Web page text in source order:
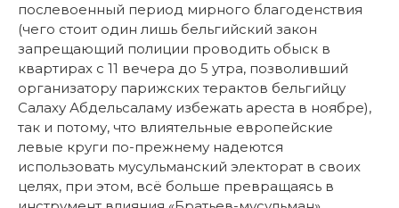
послевоенный период мирного благоденствия
(чего стоит один лишь бельгийский закон
запрещающий полиции проводить обыск в
квартирах с 11 вечера до 5 утра, позволивший
организатору парижских терактов бельгийцу
Салаху Абдельсаламу избежать ареста в ноябре),
так и потому, что влиятельные европейские
левые круги по-прежнему надеются
использовать мусульманский электорат в своих
целях, при этом, всё больше превращаясь в